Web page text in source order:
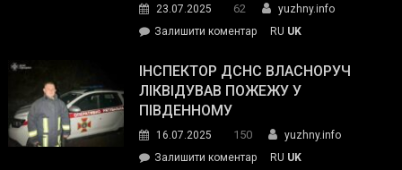
гуманітарну
допомогу
23.07.2025 62
yuzhny.info
Залишити коментарon
провів
нараду
силових
та
RU UK
ІНСПЕКТОР ДСНС ВЛАСНОРУЧ
ЛІКВІДУВАВ ПОЖЕЖУ У
ПІВДЕННОМУ
16.07.2025 150
yuzhny.info
Залишити коментарon
RU UK